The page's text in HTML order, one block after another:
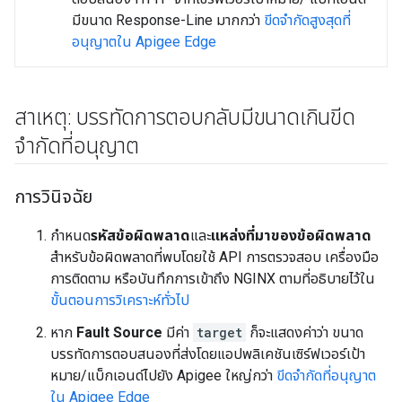
มีขนาด Response-Line มากกว่า ขีดจำกัดสูงสุดที่
อนุญาตใน Apigee Edge
สาเหตุ: บรรทัดการตอบกลับมีขนาดเกินขีด
จำกัดที่อนุญาต
การวินิจฉัย
กำหนดรหัสข้อผิดพลาดและแหล่งที่มาของข้อผิดพลาด
สำหรับข้อผิดพลาดที่พบโดยใช้ API การตรวจสอบ เครื่องมือ
การติดตาม หรือบันทึกการเข้าถึง NGINX ตามที่อธิบายไว้ใน
ขั้นตอนการวิเคราะห์ทั่วไป
หาก Fault Source มีค่า target ก็จะแสดงค่าว่า ขนาด
บรรทัดการตอบสนองที่ส่งโดยแอปพลิเคชันเซิร์ฟเวอร์เป้า
หมาย/แบ็กเอนด์ไปยัง Apigee ใหญ่กว่า ขีดจำกัดที่อนุญาต
ใน Apigee Edge